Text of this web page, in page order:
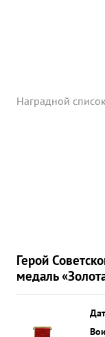
Наградной список
Герой
медаль